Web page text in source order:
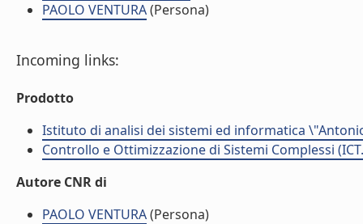
PAOLO VENTURA(Persona)
Incoming links:
Prodotto
Istituto di analisi dei sistemi ed informatica
Controllo e Ottimizzazione di Sistemi Complessi
Autore CNR di
PAOLO VENTURA(Persona)